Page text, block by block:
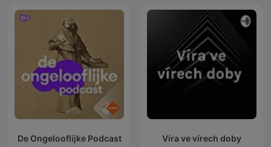
De Ongelooflijke Podcast Víra ve vírech doby